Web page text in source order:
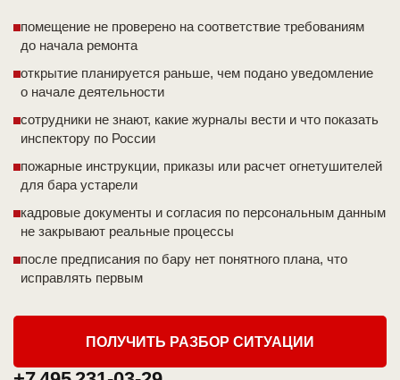
помещение не проверено на соответствие требованиям
до начала ремонта
открытие планируется раньше, чем подано уведомление
о начале деятельности
сотрудники не знают, какие журналы вести и что показать
инспектору по России
пожарные инструкции, приказы или расчет огнетушителей
для бара устарели
кадровые документы и согласия по персональным данным
не закрывают реальные процессы
после предписания по бару нет понятного плана, что
исправлять первым
ПОЛУЧИТЬ РАЗБОР СИТУАЦИИ